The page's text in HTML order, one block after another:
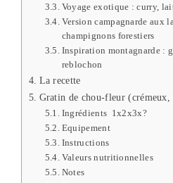
Voyage exotique : curry,
Version campagnarde aux
champignons forestiers
Inspiration montagnarde :
reblochon
La recette
Gratin de chou-fleur
Ingrédients 1x2x3x?
Equipement
Instructions
Valeurs nutritionnelles
Notes